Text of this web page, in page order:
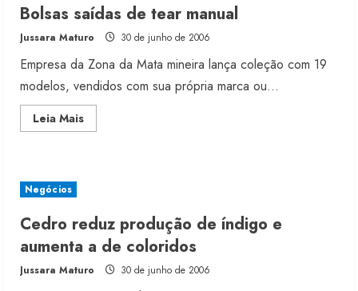
Bolsas saídas de tear manual
Jussara Maturo 30 de junho de 2006
Empresa da Zona da Mata mineira lança coleção com 19
modelos, vendidos com sua própria marca ou...
Leia MaisRead
more
Negócios
Cedro reduz produção de índigo e
aumenta a de coloridos
Jussara Maturo 30 de junho de 2006
2
Sou de Algodão
5 de agosto de 2026